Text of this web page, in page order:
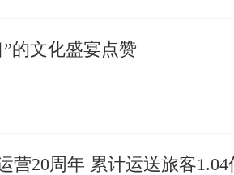
的文化盛宴点赞
营20周年 累计运送旅客1.04